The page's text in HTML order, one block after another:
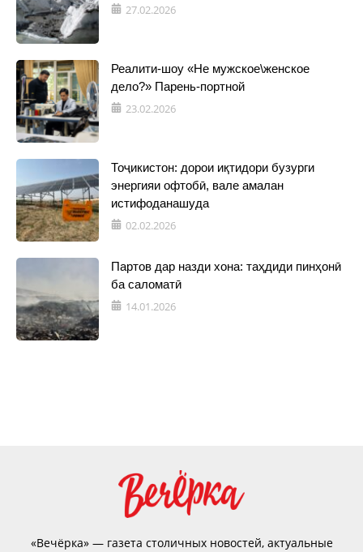
27.02.2026
Реалити-шоу «Не мужское\женское
дело?» Парень-портной
23.02.2026
Тоҷикистон: дорои иқтидори бузурги
энергияи офтобӣ, вале амалан
истифоданашуда
02.02.2026
Партов дар назди хона: таҳдиди пинҳонӣ
ба саломатӣ
14.01.2026
«Вечёрка» — газета столичных новостей, актуальные